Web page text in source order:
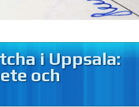
i Uppsala:
och